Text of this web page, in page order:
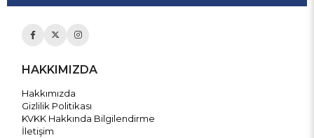
HAKKIMIZDA
Hakkımızda
Gizlilik Politikası
KVKK Hakkında Bilgilendirme
İletişim